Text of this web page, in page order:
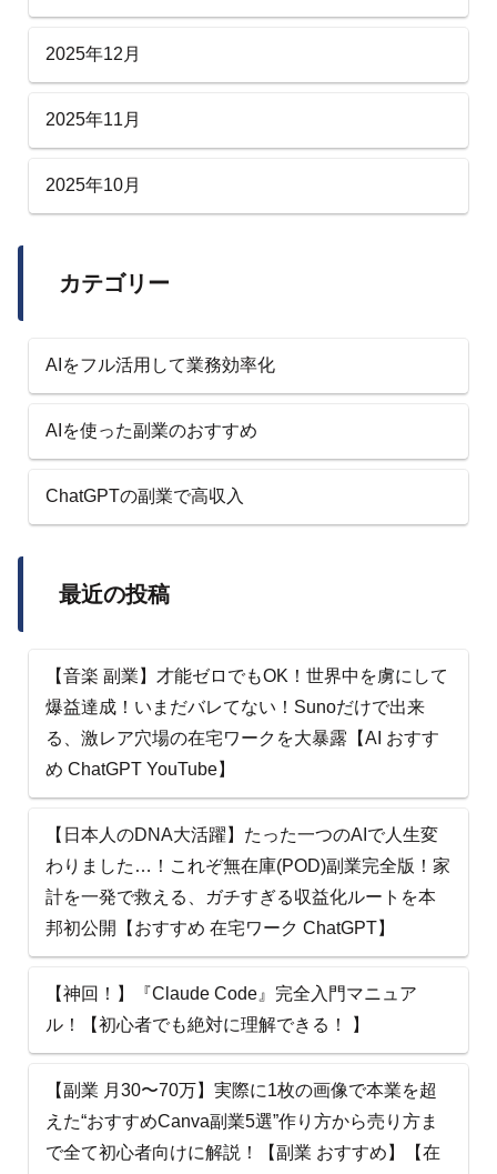
2025年12月
2025年11月
2025年10月
カテゴリー
AIをフル活用して業務効率化
AIを使った副業のおすすめ
ChatGPTの副業で高収入
最近の投稿
【音楽 副業】才能ゼロでもOK！世界中を虜にして
爆益達成！いまだバレてない！Sunoだけで出来
る、激レア穴場の在宅ワークを大暴露【AI おすす
め ChatGPT YouTube】
【日本人のDNA大活躍】たった一つのAIで人生変
わりました…！これぞ無在庫(POD)副業完全版！家
計を一発で救える、ガチすぎる収益化ルートを本
邦初公開【おすすめ 在宅ワーク ChatGPT】
【神回！】『Claude Code』完全入門マニュア
ル！【初心者でも絶対に理解できる！ 】
【副業 月30〜70万】実際に1枚の画像で本業を超
えた“おすすめCanva副業5選”作り方から売り方ま
で全て初心者向けに解説！【副業 おすすめ】【在